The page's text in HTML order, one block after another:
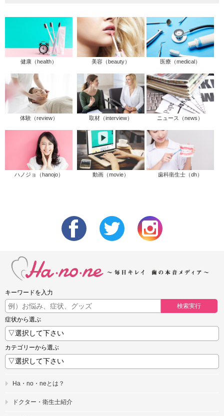
健康（health） 美容（beauty） 医療（medical）
体験（review） 取材（interview） ニュース（news）
ハノジョ（hanojo） 動画（movie） 歯科衛生士（dh）
キーワードを入力
検索実行
症状から選ぶ
カテゴリーから選ぶ
Ha・no・neとは？
ドクター・衛生士紹介